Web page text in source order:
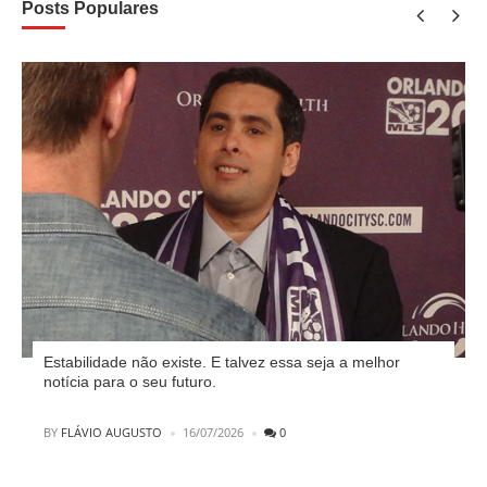
Posts Populares
Estabilidade não existe. E talvez essa seja a melhor
notícia para o seu futuro.
POSTED
BY FLÁVIO AUGUSTO 16/07/2026 0